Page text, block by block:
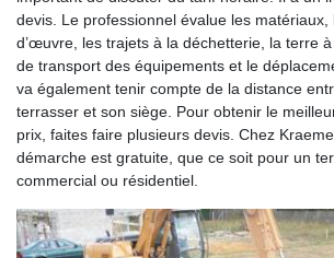
devis. Le professionnel évalue les matériaux,
d’œuvre, les trajets à la déchetterie, la terre
de transport des équipements et le
va également tenir compte de la distance
terrasser et son siège. Pour obtenir le
prix, faites faire plusieurs devis. Chez
démarche est gratuite, que ce soit pour un
commercial ou résidentiel.